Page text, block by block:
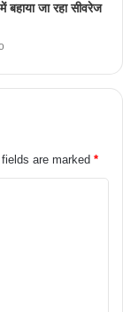
जा रहा सीवरेज
fields are marked *